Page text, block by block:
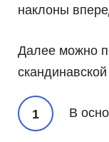
наклоны
Далее можно
В